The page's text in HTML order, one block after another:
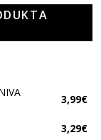
3,99€
3,29€